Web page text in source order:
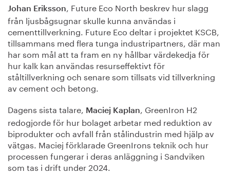
Johan Eriksson, Future Eco North beskrev hur slagg
från ljusbågsugnar skulle kunna användas i
cementtillverkning. Future Eco deltar i projektet KSCB,
tillsammans med flera tunga industripartners, där man
har som mål att ta fram en ny hållbar värdekedja för
hur kalk kan användas resurseffektivt för
ståltillverkning och senare som tillsats vid tillverkning
av cement och betong.
Dagens sista talare, Maciej Kaplan, GreenIron H2
redogjorde för hur bolaget arbetar med reduktion av
biprodukter och avfall från stålindustrin med hjälp av
vätgas. Maciej förklarade GreenIrons teknik och hur
processen fungerar i deras anläggning i Sandviken
som tas i drift under 2024.